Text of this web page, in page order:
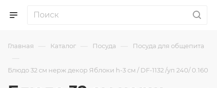
Главная — Каталог — Посуда — Посуда для общепита
—
Блюдо 32 см нерж декор Яблоки h-3 см / DF-1132 /уп 240/ 0.160